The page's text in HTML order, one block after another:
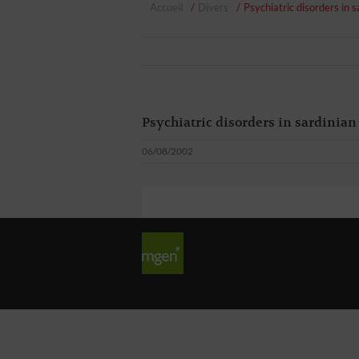
Psychiatric disorders in
Psychiatric disorders in
06/08/2002